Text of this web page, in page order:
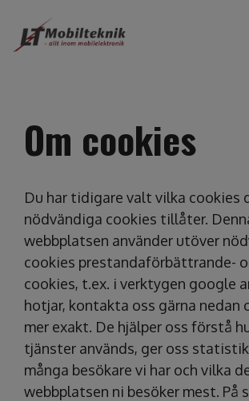
Om cookies
Du har tidigare valt vilka cookies
nödvändiga cookies tillåter.
webbplatsen använder utöver
cookies prestandaförbättrande-
cookies, t.ex. i verktygen google
hotjar, kontakta oss gärna nedan
mer exakt. De hjälper oss förstå
tjänster används, ger oss
många besökare vi har och vilka
webbplatsen ni besöker mest. På